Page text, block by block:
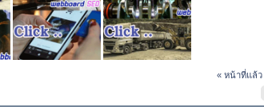
« หน้าที่แล้ว